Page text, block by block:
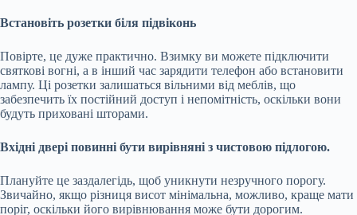
Встановіть розетки біля підвіконь
Повірте, це дуже практично. Взимку ви можете підключити
святкові вогні, а в інший час зарядити телефон або встановити
лампу. Ці розетки залишаться вільними від меблів, що
забезпечить їх постійний доступ і непомітність, оскільки вони
будуть приховані шторами.
Вхідні двері повинні бути вирівняні з чистовою підлогою.
Плануйте це заздалегідь, щоб уникнути незручного порогу.
Звичайно, якщо різниця висот мінімальна, можливо, краще мати
поріг, оскільки його вирівнювання може бути дорогим.